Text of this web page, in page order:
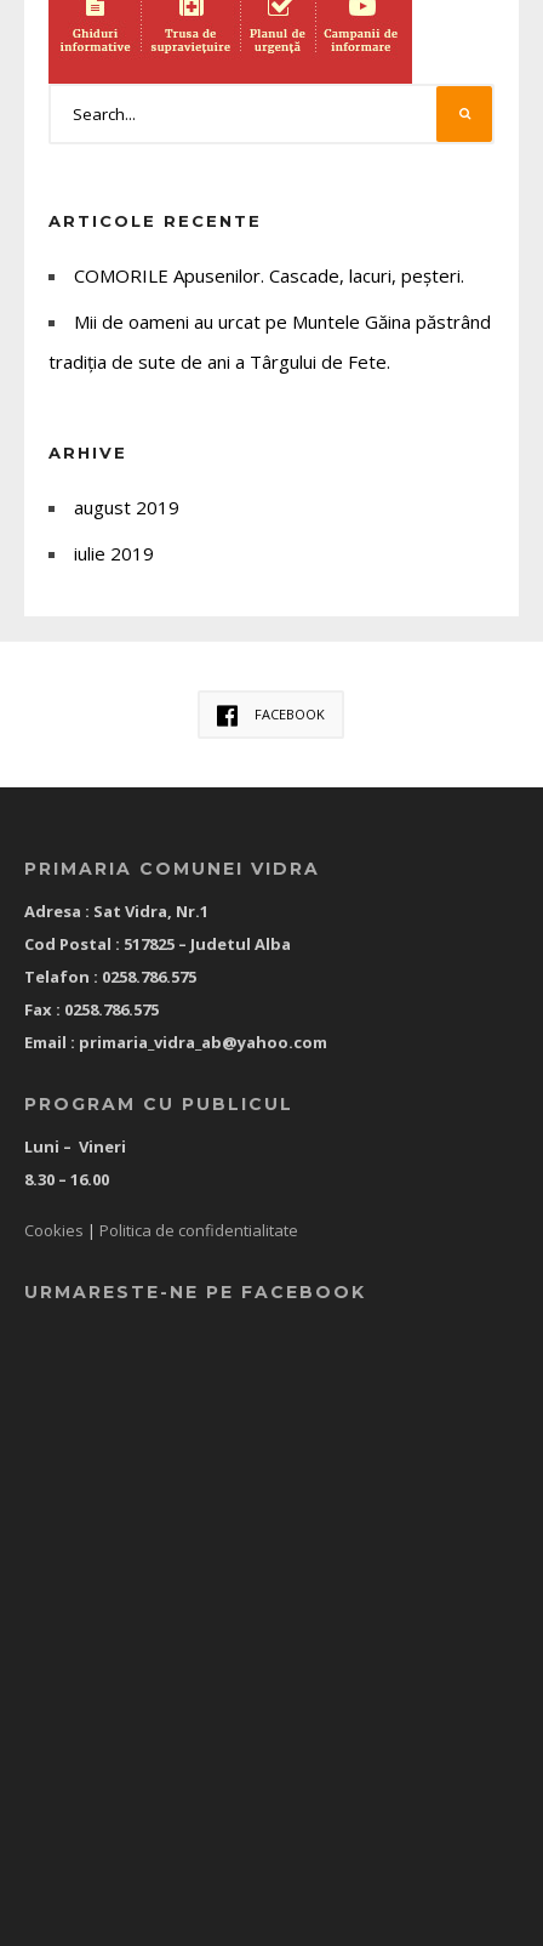
ARTICOLE RECENTE
COMORILE Apusenilor. Cascade, lacuri, peșteri.
Mii de oameni au urcat pe Muntele Găina păstrând
tradiția de sute de ani a Târgului de Fete.
ARHIVE
august 2019
iulie 2019
FACEBOOK
PRIMARIA COMUNEI VIDRA
Adresa : Sat Vidra, Nr.1
Cod Postal : 517825 – Judetul Alba
Telafon : 0258.786.575
Fax : 0258.786.575
Email : primaria_vidra_ab@yahoo.com
PROGRAM CU PUBLICUL
Luni – Vineri
8.30 – 16.00
Cookies | Politica de confidentialitate
URMARESTE-NE PE FACEBOOK